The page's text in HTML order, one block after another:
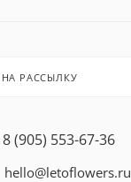
РАССЫЛКУ
8 (905) 553-67-36
hello@letoflowers.ru